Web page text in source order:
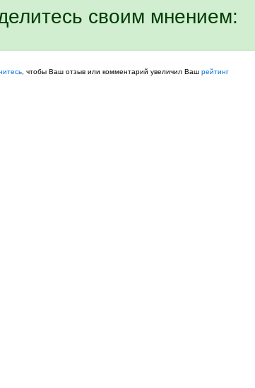
своим мнением:
, чтобы Ваш отзыв или комментарий увеличил Ваш рейтинг